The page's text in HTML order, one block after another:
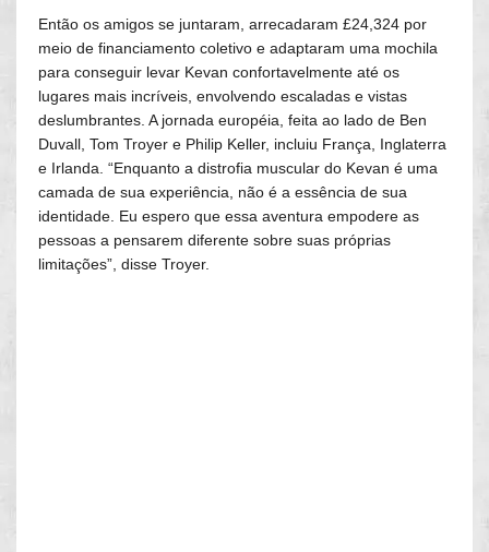
Então os amigos se juntaram, arrecadaram £24,324 por
meio de financiamento coletivo e adaptaram uma mochila
para conseguir levar Kevan confortavelmente até os
lugares mais incríveis, envolvendo escaladas e vistas
deslumbrantes. A jornada européia, feita ao lado de Ben
Duvall, Tom Troyer e Philip Keller, incluiu França, Inglaterra
e Irlanda. “Enquanto a distrofia muscular do Kevan é uma
camada de sua experiência, não é a essência de sua
identidade. Eu espero que essa aventura empodere as
pessoas a pensarem diferente sobre suas próprias
limitações”, disse Troyer.